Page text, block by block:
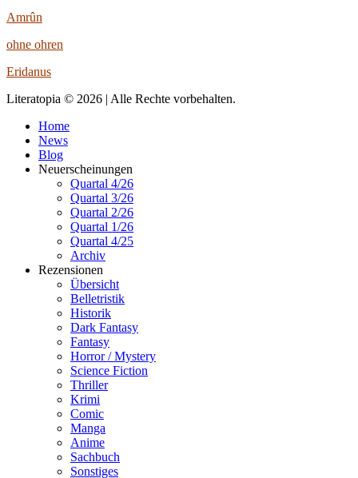
Amrûn
ohne ohren
Eridanus
Literatopia © 2026 | Alle Rechte vorbehalten.
Home
News
Blog
Neuerscheinungen
Quartal 4/26
Quartal 3/26
Quartal 2/26
Quartal 1/26
Quartal 4/25
Archiv
Rezensionen
Übersicht
Belletristik
Historik
Dark Fantasy
Fantasy
Horror / Mystery
Science Fiction
Thriller
Krimi
Comic
Manga
Anime
Sachbuch
Sonstiges